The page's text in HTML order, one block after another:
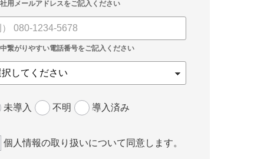
未導入 不明 導入済み
個人情報の取り扱いについて同意します。